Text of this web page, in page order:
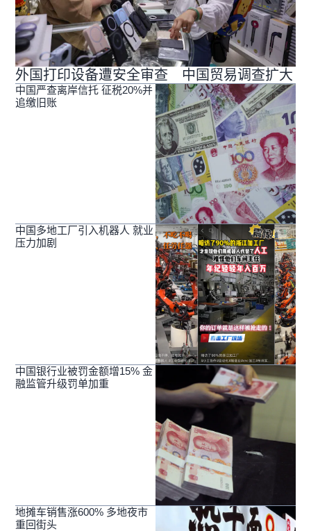
外国打印设备遭安全审查 中国贸易调查扩大
中国严查离岸信托 征税20%并
追缴旧账
中国多地工厂引入机器人 就业
压力加剧
中国银行业被罚金额增15% 金
融监管升级罚单加重
地摊车销售涨600% 多地夜市
重回街头